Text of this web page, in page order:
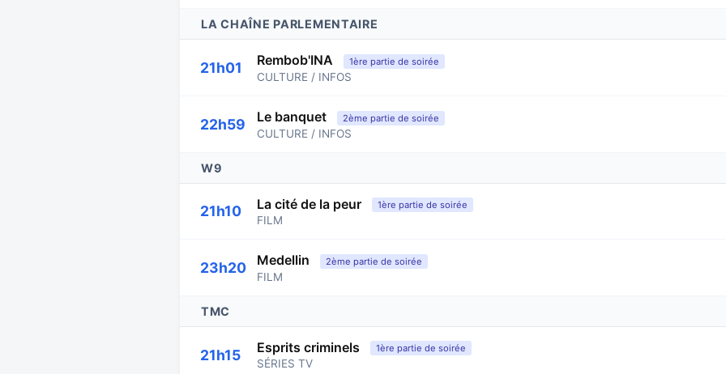
LA CHAÎNE PARLEMENTAIRE
21h01 Rembob'INA 1ère partie de soirée
CULTURE / INFOS
22h59 Le banquet 2ème partie de soirée
CULTURE / INFOS
W9
21h10 La cité de la peur 1ère partie de soirée
FILM
23h20 Medellin 2ème partie de soirée
FILM
TMC
21h15 Esprits criminels 1ère partie de soirée
SÉRIES TV